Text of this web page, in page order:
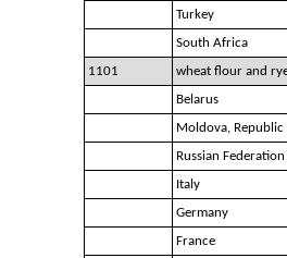
Turkey
South Africa
1101
wheat flour and
Belarus
Moldova, Republic
Russian Federation
Italy
Germany
France